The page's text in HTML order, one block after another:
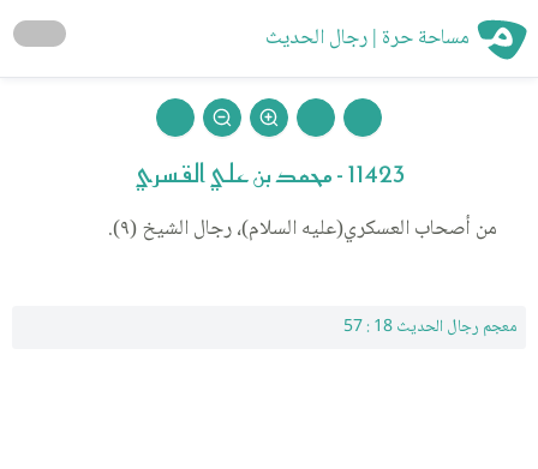
مساحة حرة | رجال الحديث
11423 - محمد بن علي القسري
من أصحاب العسكري(عليه السلام)، رجال الشيخ (٩).
معجم رجال الحديث 18 : 57